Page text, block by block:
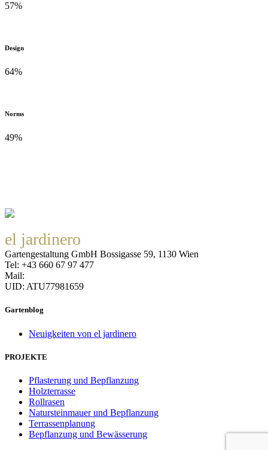
57%
Design
64%
Norms
49%
el jardinero
Gartengestaltung GmbH Bossigasse 59, 1130 Wien
Tel: +43 660 67 97 477
Mail:
UID: ATU77981659
Gartenblog
Neuigkeiten von el jardinero
PROJEKTE
Pflasterung und Bepflanzung
Holzterrasse
Rollrasen
Natursteinmauer und Bepflanzung
Terrassenplanung
Bepflanzung und Bewässerung